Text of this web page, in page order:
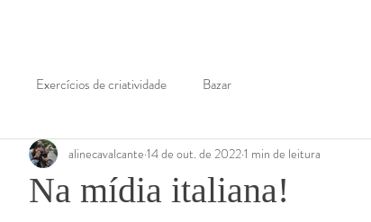
Exercícios de criatividade Bazar
Na mídia italiana!
alinecavalcante 14 de out. de 20221 min de leitura